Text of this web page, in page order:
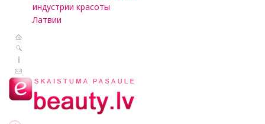
индустрии красоты
Латвии